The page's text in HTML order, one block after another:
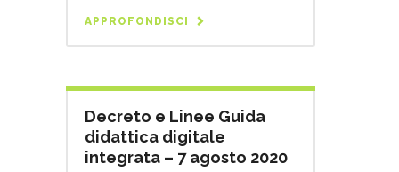
APPROFONDISCI
Decreto e Linee Guida
didattica digitale
integrata – 7 agosto 2020